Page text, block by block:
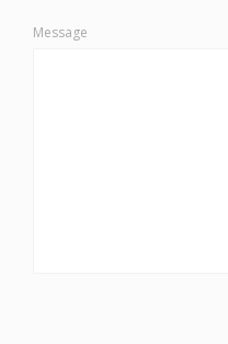
Message